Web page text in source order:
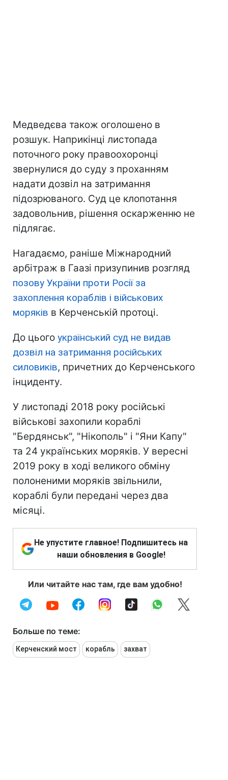
Медведєва також оголошено в
розшук. Наприкінці листопада
поточного року правоохоронці
звернулися до суду з проханням
надати дозвіл на затримання
підозрюваного. Суд це клопотання
задовольнив, рішення оскарженню не
підлягає.
Нагадаємо, раніше Міжнародний
арбітраж в Гаазі призупинив розгляд
позову України проти Росії за
захоплення кораблів і військових
моряків в Керченській протоці.
До цього український суд не видав
дозвіл на затримання російських
силовиків, причетних до Керченського
інциденту.
У листопаді 2018 року російські
військові захопили кораблі
"Бердянськ", "Нікополь" і "Яни Капу"
та 24 українських моряків. У вересні
2019 року в ході великого обміну
полоненими моряків звільнили,
кораблі були передані через два
місяці.
Не упустите главное! Подпишитесь на
наши обновления в Google!
Или читайте нас там, где вам удобно!
Больше по теме:
Керченский мост корабль захват